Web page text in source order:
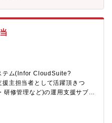
テム(Infor CloudSuite?
主担当者として活躍頂きつ
研修管理など)の運用支援サブ担
場合はプロジェクトマネジメ
【組織構成】・部長1名・基幹